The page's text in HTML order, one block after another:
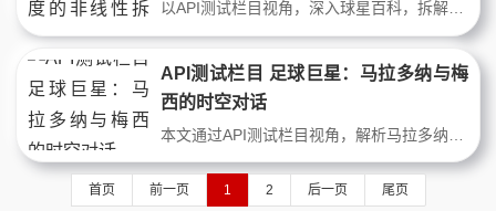
API测试栏目 足球巨星：马拉多纳与梅
西的时空对话
首页 前一页 1 2 后一页 尾页